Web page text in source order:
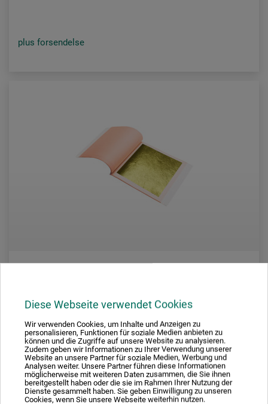
Diese Webseite verwendet Cookies
Wir verwenden Cookies, um Inhalte und Anzeigen zu
personalisieren, Funktionen für soziale Medien anbieten zu
können und die Zugriffe auf unsere Website zu analysieren.
Zudem geben wir Informationen zu Ihrer Verwendung unserer
Website an unsere Partner für soziale Medien, Werbung und
Analysen weiter. Unsere Partner führen diese Informationen
möglicherweise mit weiteren Daten zusammen, die Sie ihnen
bereitgestellt haben oder die sie im Rahmen Ihrer Nutzung der
Dienste gesammelt haben. Sie geben Einwilligung zu unseren
Cookies, wenn Sie unsere Webseite weiterhin nutzen.
plus forsendelse
Bladguld - transfer
fra604,00 DKK *